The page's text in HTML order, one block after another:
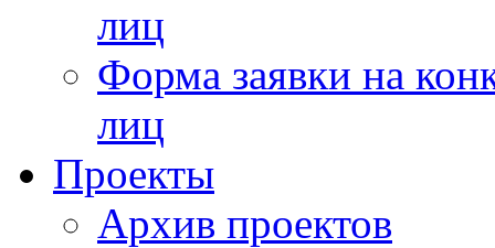
лиц
Форма заявки на
лиц
Проекты
Архив проектов